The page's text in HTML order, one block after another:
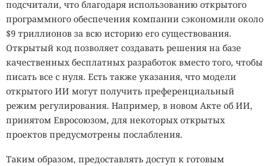
подсчитали, что благодаря использованию открытого
программного обеспечения компании сэкономили около
$9 триллионов за всю историю его существования.
Открытый код позволяет создавать решения на базе
качественных бесплатных разработок вместо того, чтобы
писать все с нуля. Есть также указания, что модели
открытого ИИ могут получить преференциальный
режим регулирования. Например, в новом Акте об ИИ,
принятом Евросоюзом, для некоторых открытых
проектов предусмотрены послабления.
Таким образом, предоставлять доступ к готовым